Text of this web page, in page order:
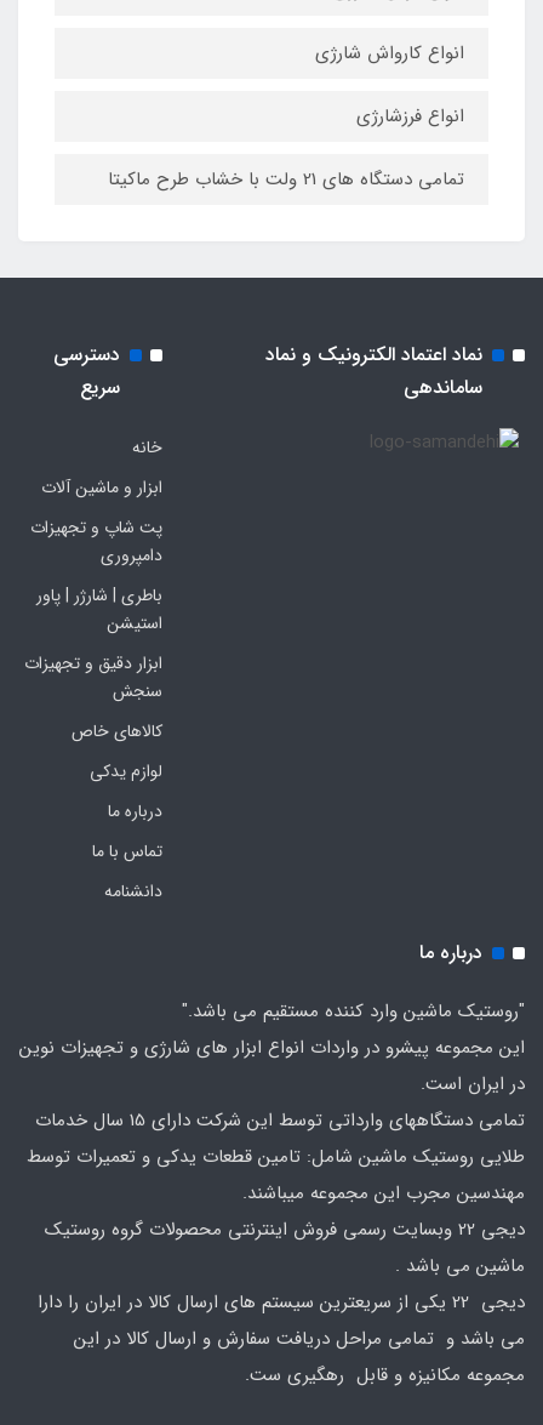
انواع کارواش شارژی
انواع فرزشارژی
تمامی دستگاه های 21 ولت با خشاب طرح ماکیتا
نماد اعتماد الکترونیک و نماد
ساماندهی
دسترسی
سریع
خانه
ابزار و ماشین آلات
پت شاپ و تجهیزات
دامپروری
باطری | شارژر | پاور
استیشن
ابزار دقیق و تجهیزات
سنجش
کالاهای خاص
لوازم یدکی
درباره ما
تماس با ما
دانشنامه
درباره ما
"روستیک ماشین وارد کننده مستقیم می باشد."
این مجموعه پیشرو در واردات انواع ابزار های شارژی و تجهیزات نوین
در ایران است.
تمامی دستگاههای وارداتی توسط این شرکت دارای 15 سال خدمات
طلایی روستیک ماشین شامل: تامین قطعات یدکی و تعمیرات توسط
مهندسین مجرب این مجموعه میباشند.
دیجی 22 وبسایت رسمی فروش اینترنتی محصولات گروه روستیک
ماشین می باشد .
دیجی 22 یکی از سریعترین سیستم های ارسال کالا در ایران را دارا
می باشد و تمامی مراحل دریافت سفارش و ارسال کالا در این
مجموعه مکانیزه و قابل رهگیری ست.